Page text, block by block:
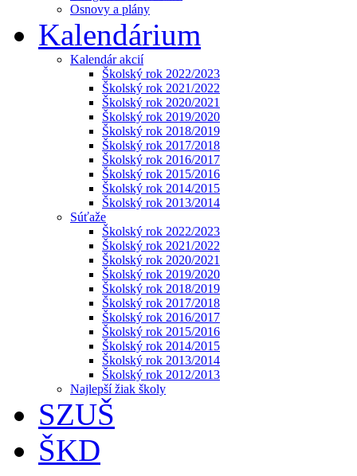
Osnovy a plány
Kalendárium
Kalendár akcií
Školský rok 2022/2023
Školský rok 2021/2022
Školský rok 2020/2021
Školský rok 2019/2020
Školský rok 2018/2019
Školský rok 2017/2018
Školský rok 2016/2017
Školský rok 2015/2016
Školský rok 2014/2015
Školský rok 2013/2014
Súťaže
Školský rok 2022/2023
Školský rok 2021/2022
Školský rok 2020/2021
Školský rok 2019/2020
Školský rok 2018/2019
Školský rok 2017/2018
Školský rok 2016/2017
Školský rok 2015/2016
Školský rok 2014/2015
Školský rok 2013/2014
Školský rok 2012/2013
Najlepší žiak školy
SZUŠ
ŠKD